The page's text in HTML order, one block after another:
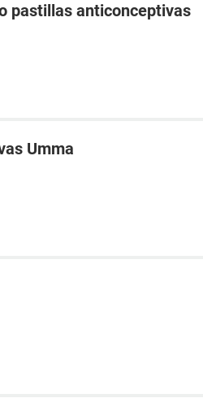
pastillas anticonceptivas
Umma